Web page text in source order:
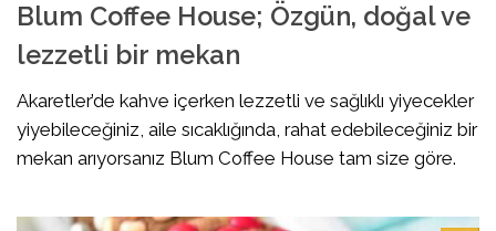
Blum Coffee House; Özgün, doğal ve
lezzetli bir mekan
Akaretler’de kahve içerken lezzetli ve sağlıklı yiyecekler
yiyebileceğiniz, aile sıcaklığında, rahat edebileceğiniz bir
mekan arıyorsanız Blum Coffee House tam size göre.